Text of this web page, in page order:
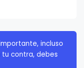
No debes
a rendirte.